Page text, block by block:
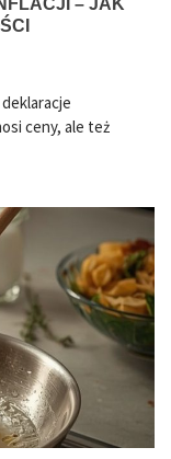
– JAK
ceny, ale też